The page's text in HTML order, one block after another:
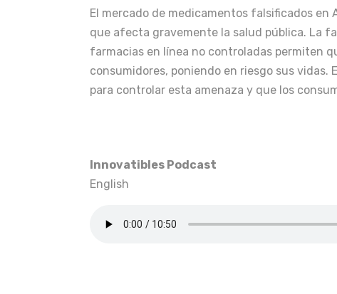
El mercado de medicamentos falsificados
que afecta gravemente la salud pública. La
farmacias en línea no controladas permiten
consumidores, poniendo en riesgo sus vidas.
para controlar esta amenaza y que los
Innovatibles Podcast
English